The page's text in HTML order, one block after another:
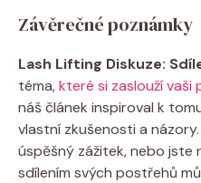
Závěrečné poznámky
Lash Lifting Diskuze:
téma,které si zaslouží vaši
náš článek inspiroval k
vlastní zkušenosti a
úspěšný zážitek, nebo jste
sdílením svých postřehů